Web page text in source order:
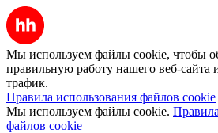
Мы используем файлы cookie, чтобы
правильную работу нашего веб-сайта
трафик.
Правила использования файлов cookie
Мы используем файлы cookie.
файлов cookie